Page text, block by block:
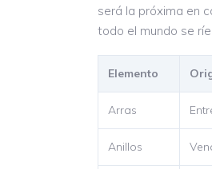
será la próxima en
todo el mundo se ríe.
Elemento
Arras
Anillos